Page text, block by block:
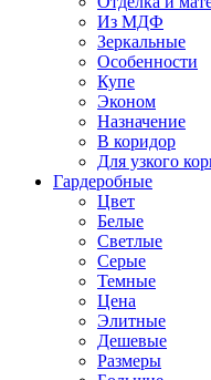
Из МДФ
Зеркальные
Особенности
Купе
Эконом
Назначение
В коридор
Для узкого
Гардеробные
Цвет
Белые
Светлые
Серые
Темные
Цена
Элитные
Дешевые
Размеры